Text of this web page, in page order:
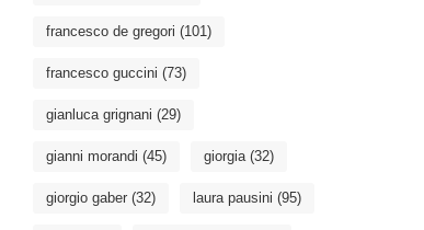
francesco de gregori (101)
francesco guccini (73)
gianluca grignani (29)
gianni morandi (45) giorgia(32)
giorgio gaber (32) laura pausini (95)